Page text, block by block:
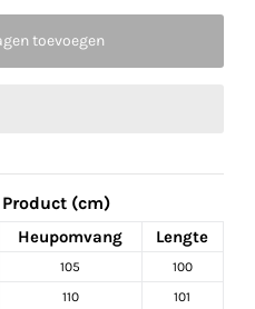
(cm)
Heupomvang Lengte
105
100
110
101